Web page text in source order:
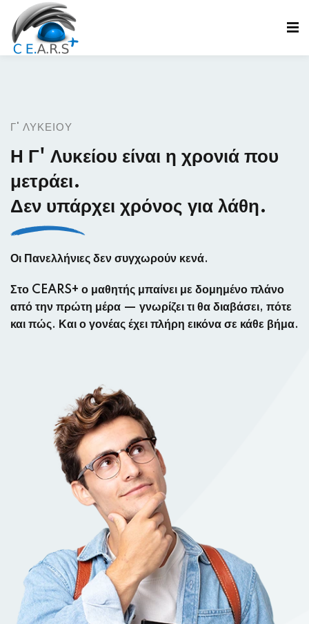
Γ' ΛΥΚΕΊΟΥ
Η Γ' Λυκείου είναι η χρονιά που
μετράει.
Δεν υπάρχει χρόνος για λάθη.
Οι Πανελλήνιες δεν συγχωρούν κενά.
Στο CEARS+ ο μαθητής μπαίνει με δομημένο πλάνο
από την πρώτη μέρα — γνωρίζει τι θα διαβάσει, πότε
και πώς. Και ο γονέας έχει πλήρη εικόνα σε κάθε βήμα.
Remember me